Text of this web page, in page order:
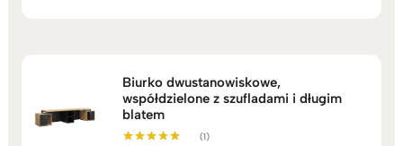
Biurko dwustanowiskowe,
współdzielone z szufladami i długim
blatem
(1)